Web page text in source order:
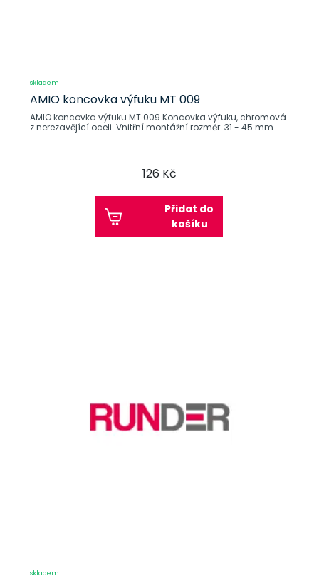
skladem
AMIO koncovka výfuku MT 009
AMIO koncovka výfuku MT 009 Koncovka výfuku, chromová
z nerezavějící oceli. Vnitřní montážní rozměr: 31 - 45 mm
126 Kč
Přidat do
košíku
skladem